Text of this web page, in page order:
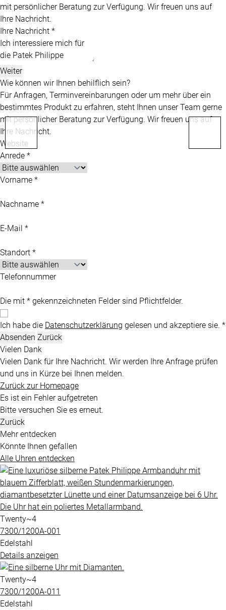
mit persönlicher Beratung zur Verfügung. Wir freuen uns auf
Ihre Nachricht.
Ihre Nachricht *
Weiter
Wie können wir Ihnen behilflich sein?
Für Anfragen, Terminvereinbarungen oder um mehr über ein
bestimmtes Produkt zu erfahren, steht Ihnen unser Team gerne
mit persönlicher Beratung zur Verfügung. Wir freuen uns auf
Ihre Nachricht.
Website
Anrede *
Vorname *
Nachname *
E-Mail *
Standort *
Telefonnummer
Die mit * gekennzeichneten Felder sind Pflichtfelder.
Ich habe die Datenschutzerklärung gelesen und akzeptiere sie. *
Absenden Zurück
Vielen Dank
Vielen Dank für Ihre Nachricht. Wir werden Ihre Anfrage prüfen
und uns in Kürze bei Ihnen melden.
Zurück zur Homepage
Es ist ein Fehler aufgetreten
Bitte versuchen Sie es erneut.
Zurück
Mehr entdecken
Könnte Ihnen gefallen
Alle Uhren entdecken
Twenty~4
7300​/1200A​-001
Edelstahl
Details anzeigen
Twenty~4
7300​/1200A​-011
Edelstahl